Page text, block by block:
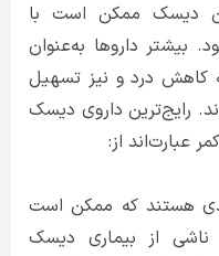
دیسک ممکن است با
بیشتر داروها به‌عنوان
کاهش درد و نیز تسهیل
رایج‌ترین داروی دیسک
عبارت‌اند از:
هستند که ممکن است
ناشی از بیماری دیسک